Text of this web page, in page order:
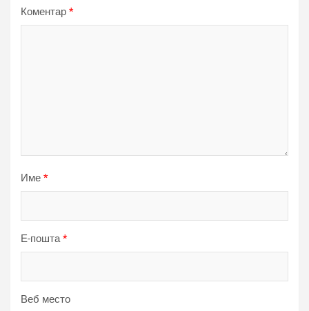
Коментар *
Име *
Е-пошта*
Веб место